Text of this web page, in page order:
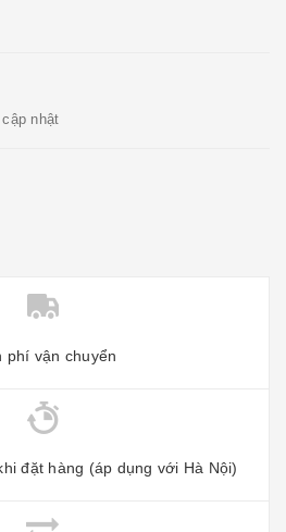
nhật
phí vận chuyển
đặt hàng (áp dụng với Hà Nội)